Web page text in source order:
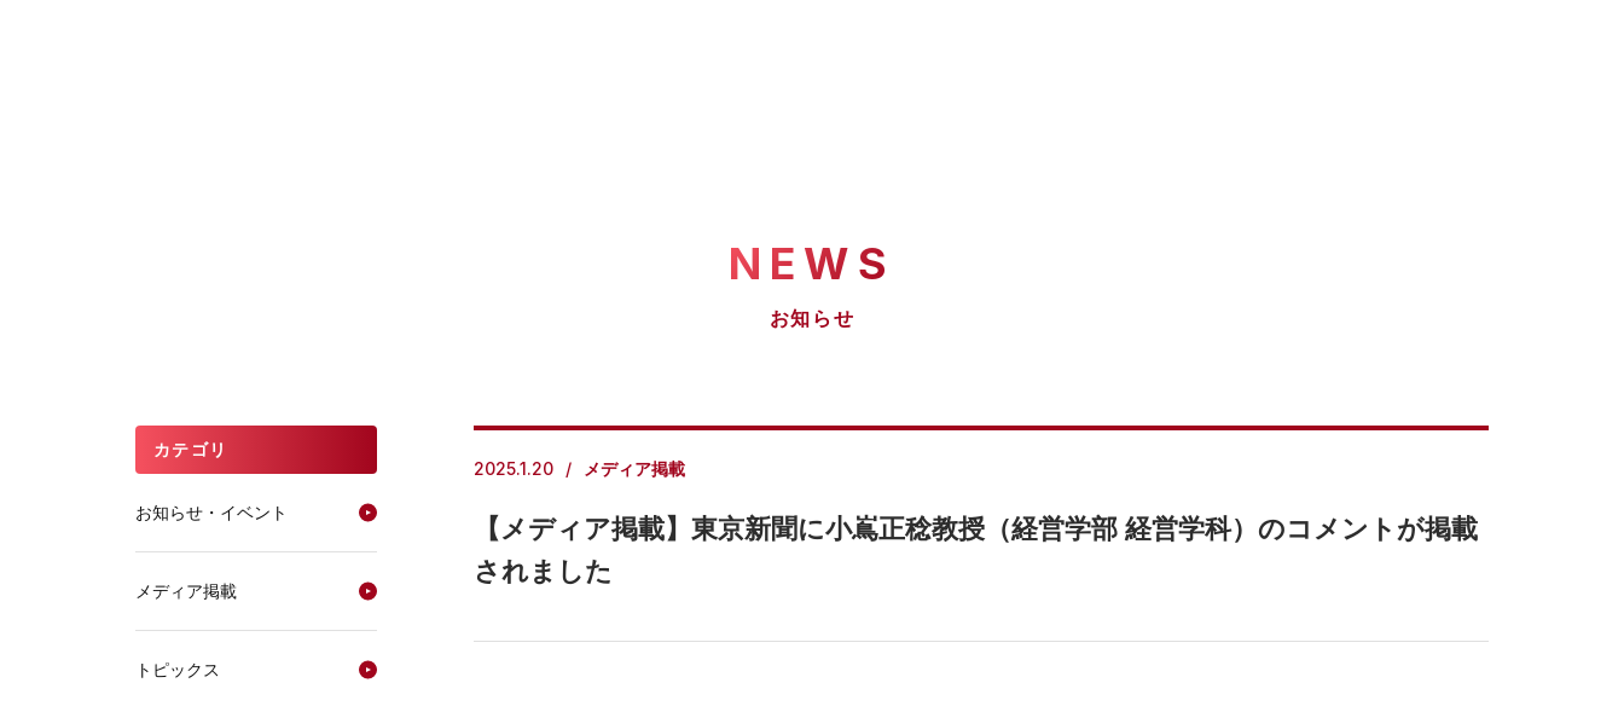
NEWS
お知らせ
2025.1.20 メディア掲載
【メディア掲載】東京新聞に小嶌正稔教授（経営学部 経営学科）のコメントが掲載
されました
カテゴリ
お知らせ・イベント
メディア掲載
トピックス